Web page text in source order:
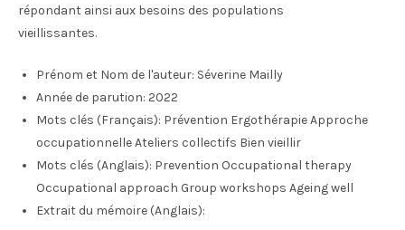
répondant ainsi aux besoins des populations
vieillissantes.
Prénom et Nom de l'auteur: Séverine Mailly
Année de parution: 2022
Mots clés (Français): Prévention Ergothérapie Approche
occupationnelle Ateliers collectifs Bien vieillir
Mots clés (Anglais): Prevention Occupational therapy
Occupational approach Group workshops Ageing well
Extrait du mémoire (Anglais):